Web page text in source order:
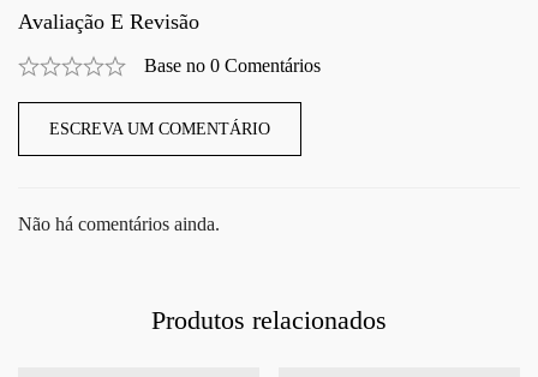
Avaliação E Revisão
Base no 0 Comentários
ESCREVA UM COMENTÁRIO
Não há comentários ainda.
Produtos relacionados